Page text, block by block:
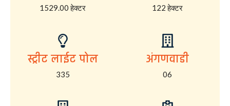
1529.00 हेक्टर 122 हेक्टर
स्ट्रीट लाईट पोल
335
अंगणवाडी
06